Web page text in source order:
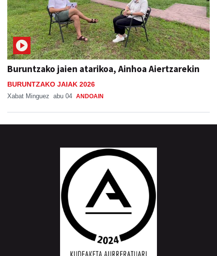
Buruntzako jaien atarikoa, Ainhoa Aiertzarekin
BURUNTZAKO JAIAK 2026
Xabat Minguez abu 04 ANDOAIN